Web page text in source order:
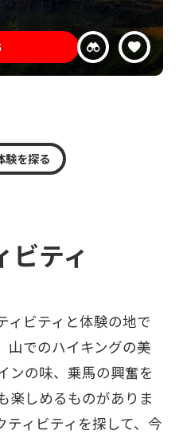
験を探る
ビティ
ィビティと体験の地で
山でのハイキングの美
ンの味、乗馬の興奮を
楽しめるものがありま
ティビティを探して、今